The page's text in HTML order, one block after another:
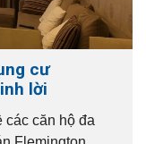
cư
lời
các căn hộ đa